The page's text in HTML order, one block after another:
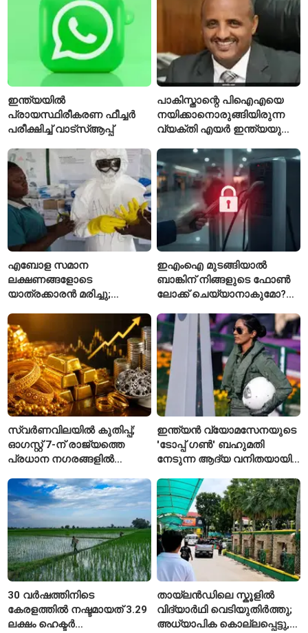
പ്രവേശിപ്പിച്ചു
ഇന്ത്യയിൽ
പ്രായസ്ഥിരീകരണ ഫീച്ചർ
പരീക്ഷിച്ച് വാട്‌സ്ആപ്പ്
പാകിസ്താന്റെ പിഐഎയെ
നയിക്കാനൊരുങ്ങിയിരുന്ന
വ്യക്തി എയർ ഇന്ത്യയുടെ
എബോള സമാന
ലക്ഷണങ്ങളോടെ
യാത്രക്കാരൻ മരിച്ചു;
യാത്രക്കാരെ
നിരീക്ഷണത്തിൽ
ഇഎംഐ മുടങ്ങിയാൽ
ബാങ്കിന് നിങ്ങളുടെ ഫോൺ
ലോക്ക് ചെയ്യാനാകുമോ?
ചട്ടങ്ങൾ ഇങ്ങനെ
സ്വർണവിലയിൽ കുതിപ്പ്;
ഓഗസ്റ്റ് 7-ന് രാജ്യത്തെ
പ്രധാന നഗരങ്ങളിൽ
ഇന്ത്യൻ വ്യോമസേനയുടെ
'ടോപ്പ് ഗൺ' ബഹുമതി
നേടുന്ന ആദ്യ വനിതയായി
30 വർഷത്തിനിടെ
കേരളത്തിൽ നഷ്ടമായത് 3.29
ലക്ഷം ഹെക്ടർ
തായ്‌ലൻഡിലെ സ്കൂളിൽ
വിദ്യാർഥി വെടിയുതിർത്തു;
അധ്യാപിക കൊല്ലപ്പെട്ടു,